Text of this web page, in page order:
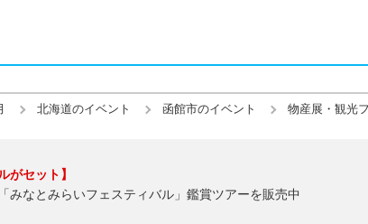
北海道のイベント 函館市のイベント 物産展・観光
がセット】
みなとみらいフェスティバル」鑑賞ツアーを販売中